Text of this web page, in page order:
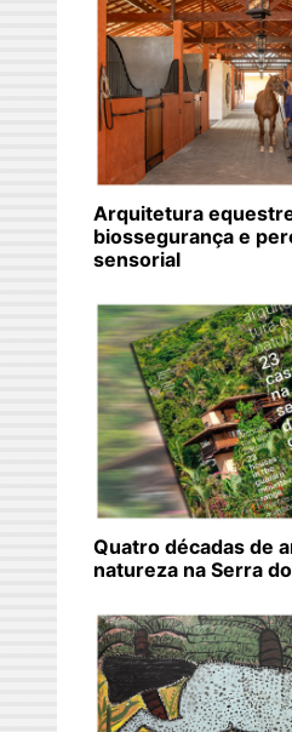
Arquitetura
biossegurança e
sensorial
Quatro décadas de
natureza na Serra